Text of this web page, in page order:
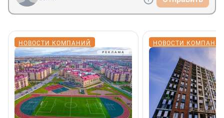
НОВОСТИ КОМПАНИЙ НОВОСТИ